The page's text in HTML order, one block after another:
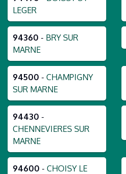
LEGER
94360 - BRY SUR
MARNE
94500 - CHAMPIGNY
SUR MARNE
94430 -
CHENNEVIERES SUR
MARNE
94600 - CHOISY LE